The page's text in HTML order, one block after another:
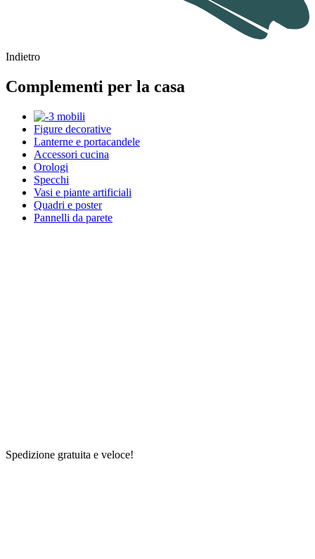
Indietro
Complementi per la casa
Figure decorative
Lanterne e portacandele
Accessori cucina
Orologi
Specchi
Vasi e piante artificiali
Quadri e poster
Pannelli da parete
Spedizione gratuita e veloce!